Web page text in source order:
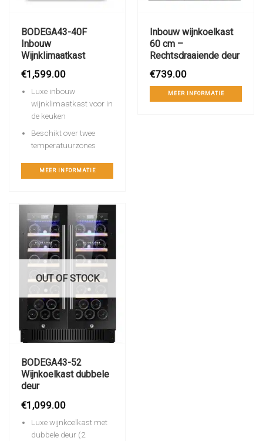
BODEGA43-40F
Inbouw
Wijnklimaatkast
€1,599.00
Luxe inbouw
wijnklimaatkast voor in
de keuken
Beschikt over twee
temperatuurzones
MEER INFORMATIE
Inbouw wijnkoelkast
60 cm –
Rechtsdraaiende deur
€739.00
MEER INFORMATIE
OUT OF STOCK
BODEGA43-52
Wijnkoelkast dubbele
deur
€1,099.00
Luxe wijnkoelkast met
dubbele deur (2